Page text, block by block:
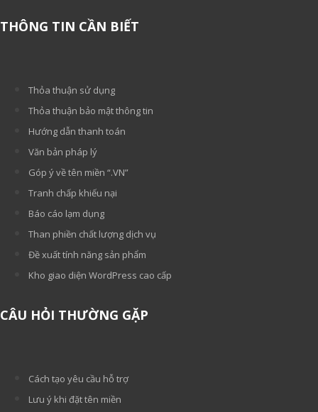
THÔNG TIN CẦN BIẾT
Thỏa thuận sử dụng
Thỏa thuận bảo mật thông tin
Hướng dẫn thanh toán
Văn bản pháp lý
Góp ý về tên miền “.VN”
Tranh chấp khiếu nại
Báo cáo lạm dụng
Than phiền chất lượng dịch vụ
Đề xuất tính năng sản phẩm
Kho giao diện WordPress cao cấp
CÂU HỎI THƯỜNG GẶP
Cách tạo yêu cầu hỗ trợ
Lưu ý khi đặt tên miền